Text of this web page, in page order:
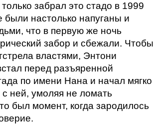
забрал это стадо в 1999
были настолько напуганы и
что в первую же ночь
забор и сбежали. Чтобы
властями, Энтони
перед разъяренной
по имени Нана и начал мягко
с ней, умоляя не ломать
был момент, когда зародилось